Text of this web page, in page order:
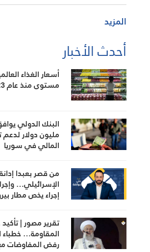
المزيد
أحدث الأخبار
أسعار الغذاء
مستوى منذ عام 2023
مليون دولار
المالي في سوريا
من قصر بعبدا
الإسرائيلي…
إجراء يخص مطار
تقرير مصور |
المقاومة…
رفض المفاوضات